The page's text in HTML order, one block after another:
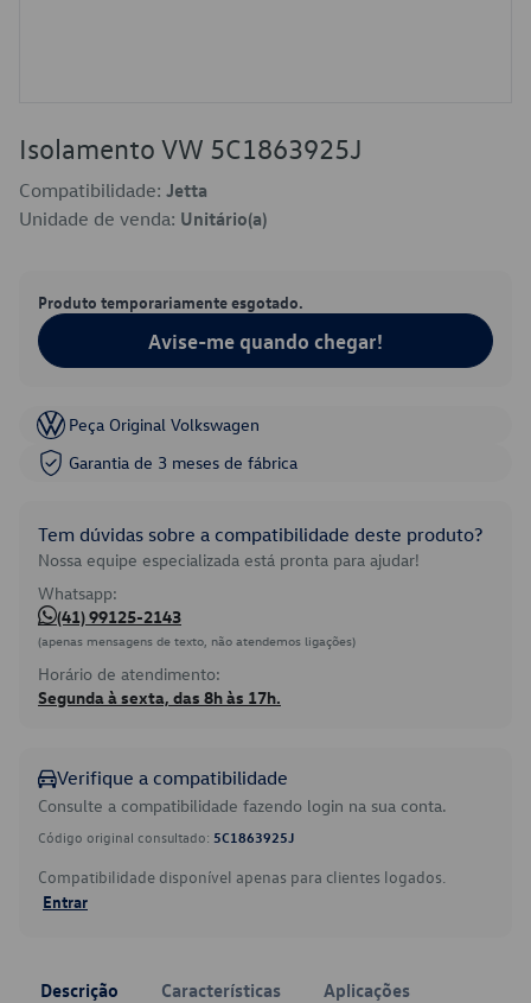
Isolamento VW 5C1863925J
Compatibilidade: Jetta
Unidade de venda: Unitário(a)
Produto temporariamente esgotado.
Avise-me quando chegar!
Peça Original Volkswagen
Garantia de 3 meses de fábrica
Tem dúvidas sobre a compatibilidade deste produto?
Nossa equipe especializada está pronta para ajudar!
Whatsapp:
(41) 99125-2143
(apenas mensagens de texto, não atendemos ligações)
Horário de atendimento:
Segunda à sexta, das 8h às 17h.
Verifique a compatibilidade
Consulte a compatibilidade fazendo login na sua conta.
Código original consultado: 5C1863925J
Compatibilidade disponível apenas para clientes logados.
Entrar
Descrição Características Aplicações